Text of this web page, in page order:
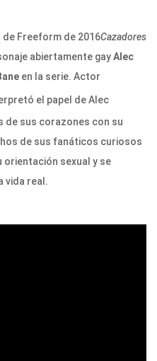
Freeform de 2016Cazadores
abiertamente gayAlec
en la serie. Actor
el papel de Alec
de sus corazones con su
de sus fanáticos curiosos
sexual y se
vida real.